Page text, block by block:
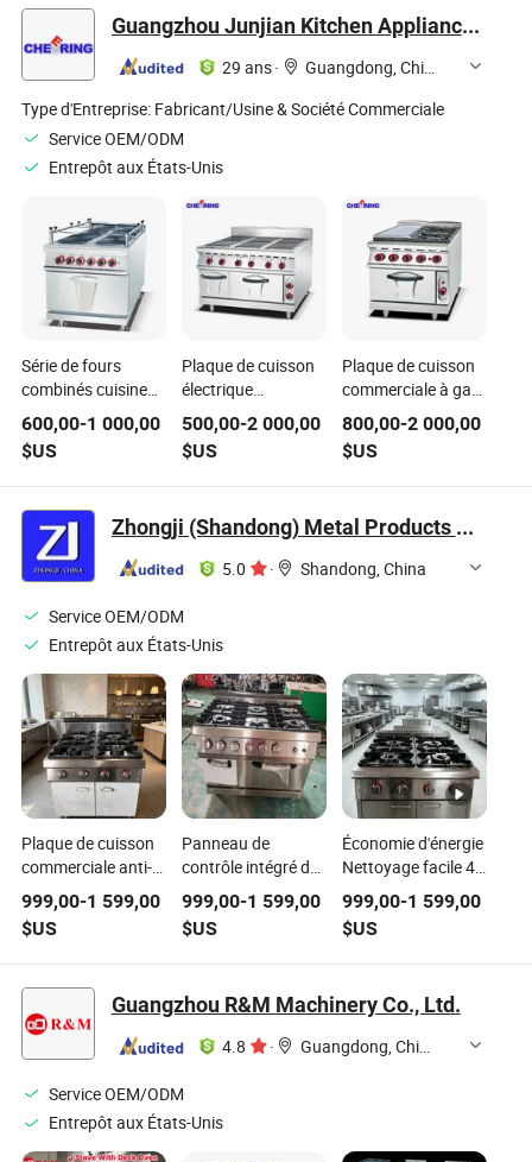
Guangzhou Junjian Kitchen Appliances & Refrigeration Equipment Co., Ltd.
29 ans·
Guangdong, China
Type d'Entreprise: Fabricant/Usine & Société Commerciale
Service OEM/ODM
Entrepôt aux États-Unis
Série de fours
combinés cuisine
commerciale
professionnelle 4
prix de la cuisinière
à gaz à brûleur
600,00-1 000,00
$US
Plaque de cuisson
électrique
commerciale avec
6-Hot plaque et
four
500,00-2 000,00
$US
Plaque de cuisson
commerciale à gaz
avec 4 brûleur et
plancha et four à
gaz
800,00-2 000,00
$US
Zhongji (Shandong) Metal Products Co., Ltd.
5.0 · Shandong, China
Service OEM/ODM
Entrepôt aux États-Unis
Plaque de cuisson
commerciale anti-
rouille haute
température
durable pour fast-
food
999,00-1 599,00
$US
Panneau de
contrôle intégré de
contrôle de feu
précis pour
cuisinière à gaz
commerciale
l'industrie de
l'hospitalité
999,00-1 599,00
$US
Économie d'énergie
Nettoyage facile 4
Brûleur de
cuisinière à gaz
commercial pour
cantine du
999,00-1 599,00
$US
Guangzhou R&M Machinery Co., Ltd.
4.8 · Guangdong, China
Service OEM/ODM
Entrepôt aux États-Unis